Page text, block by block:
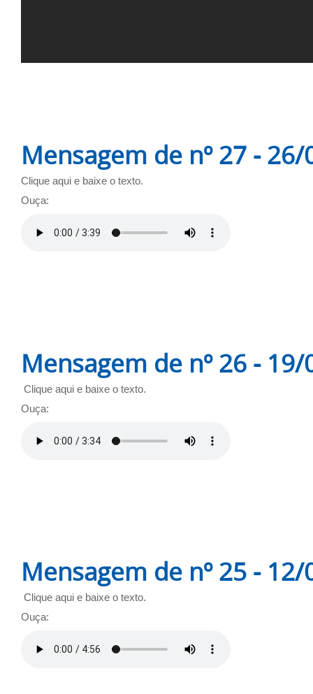
Mensagem de nº 27 -
Clique aqui e baixe o texto.
Ouça:
Mensagem de nº 26 -
Clique aqui e baixe o texto.
Ouça:
Mensagem de nº 25 -
Clique aqui e baixe o texto.
Ouça: